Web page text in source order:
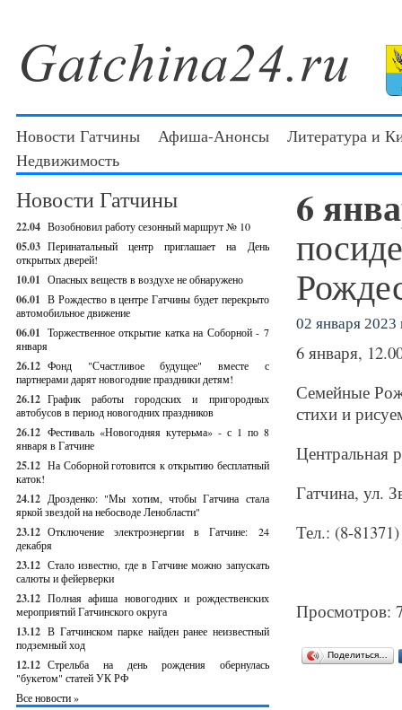
Новости Гатчины Афиша-Анонсы
Литература и
Недвижимость
Новости Гатчины
22.04 Возобновил работу сезонный маршрут № 10
05.03 Перинатальный центр приглашает на День
открытых дверей!
10.01 Опасных веществ в воздухе не обнаружено
06.01 В Рождество в центре Гатчины будет перекрыто
автомобильное движение
06.01 Торжественное открытие катка на Соборной - 7
января
26.12 Фонд "Счастливое будущее" вместе с
партнерами дарят новогодние праздники детям!
26.12 График работы городских и пригородных
автобусов в период новогодних праздников
26.12 Фестиваль «Новогодняя кутерьма» - с 1 по 8
января в Гатчине
25.12 На Соборной готовится к открытию бесплатный
каток!
24.12 Дрозденко: "Мы хотим, чтобы Гатчина стала
яркой звездой на небосводе Ленобласти"
23.12 Отключение электроэнергии в Гатчине: 24
декабря
23.12 Стало известно, где в Гатчине можно запускать
салюты и фейерверки
23.12 Полная афиша новогодних и рождественских
мероприятий Гатчинского округа
13.12 В Гатчинском парке найден ранее неизвестный
подземный ход
12.12 Стрельба на день рождения обернулась
"букетом" статей УК РФ
Все новости »
6
02 января 2023
6 января,
Семейные
стихи и
Центральная
Гатчина, ул.
Тел.: (8-
Просмотров:
Поделиться…